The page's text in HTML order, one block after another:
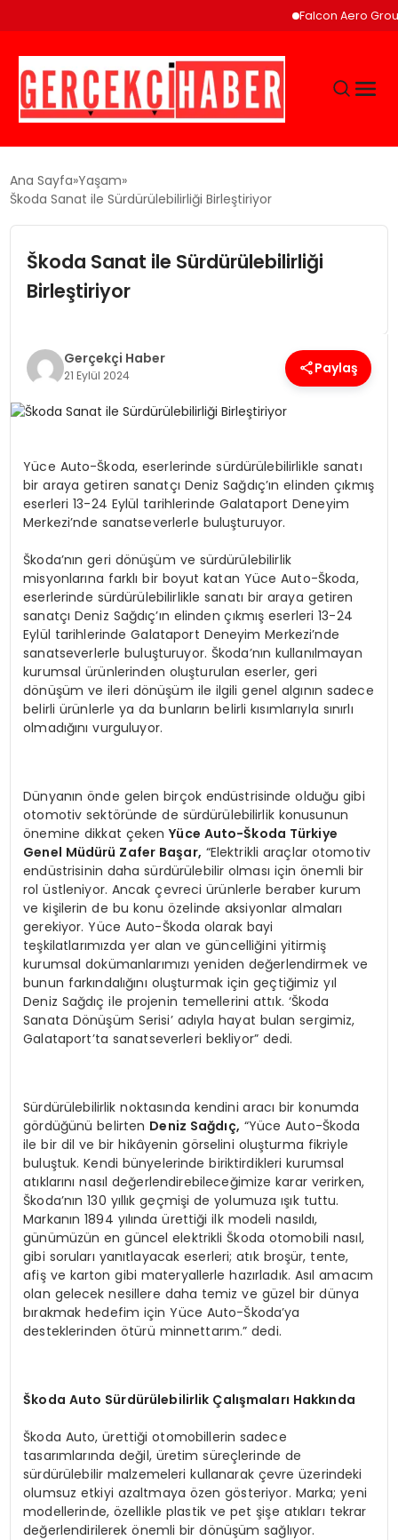
Falcon Aero Group,
GÜNCEL
EĞITIM
EKONOMI
SAĞLIK
TEKNOLOJI
Ana Sayfa Yaşam
Škoda Sanat ile Sürdürülebilirliği Birleştiriyor
Škoda Sanat ile Sürdürülebilirliği
Birleştiriyor
Gerçekçi Haber
21 Eylül 2024 Paylaş
Yüce Auto-Škoda, eserlerinde sürdürülebilirlikle sanatı
bir araya getiren sanatçı Deniz Sağdıç’ın elinden çıkmış
eserleri 13-24 Eylül tarihlerinde Galataport Deneyim
Merkezi’nde sanatseverlerle buluşturuyor.
Škoda’nın geri dönüşüm ve sürdürülebilirlik
misyonlarına farklı bir boyut katan Yüce Auto-Škoda,
eserlerinde sürdürülebilirlikle sanatı bir araya getiren
sanatçı Deniz Sağdıç’ın elinden çıkmış eserleri 13-24
Eylül tarihlerinde Galataport Deneyim Merkezi’nde
sanatseverlerle buluşturuyor. Škoda’nın kullanılmayan
kurumsal ürünlerinden oluşturulan eserler, geri
dönüşüm ve ileri dönüşüm ile ilgili genel algının sadece
belirli ürünlerle ya da bunların belirli kısımlarıyla sınırlı
olmadığını vurguluyor.
Dünyanın önde gelen birçok endüstrisinde olduğu gibi
otomotiv sektöründe de sürdürülebilirlik konusunun
önemine dikkat çekenYüce Auto-Škoda Türkiye
Genel Müdürü Zafer Başar, “Elektrikli araçlar otomotiv
endüstrisinin daha sürdürülebilir olması için önemli bir
rol üstleniyor. Ancak çevreci ürünlerle beraber kurum
ve kişilerin de bu konu özelinde aksiyonlar almaları
gerekiyor. Yüce Auto-Škoda olarak bayi
teşkilatlarımızda yer alan ve güncelliğini yitirmiş
kurumsal dokümanlarımızı yeniden değerlendirmek ve
bunun farkındalığını oluşturmak için geçtiğimiz yıl
Deniz Sağdıç ile projenin temellerini attık. ‘Škoda
Sanata Dönüşüm Serisi’ adıyla hayat bulan sergimiz,
Galataport’ta sanatseverleri bekliyor” dedi.
Sürdürülebilirlik noktasında kendini aracı bir konumda
gördüğünü belirten Deniz Sağdıç, “Yüce Auto-Škoda
ile bir dil ve bir hikâyenin görselini oluşturma fikriyle
buluştuk. Kendi bünyelerinde biriktirdikleri kurumsal
atıklarını nasıl değerlendirebileceğimize karar verirken,
Škoda’nın 130 yıllık geçmişi de yolumuza ışık tuttu.
Markanın 1894 yılında ürettiği ilk modeli nasıldı,
günümüzün en güncel elektrikli Škoda otomobili nasıl,
gibi soruları yanıtlayacak eserleri; atık broşür, tente,
afiş ve karton gibi materyallerle hazırladık. Asıl amacım
olan gelecek nesillere daha temiz ve güzel bir dünya
bırakmak hedefim için Yüce Auto-Škoda’ya
desteklerinden ötürü minnettarım.” dedi.
Škoda Auto Sürdürülebilirlik Çalışmaları Hakkında
Škoda Auto, ürettiği otomobillerin sadece
tasarımlarında değil, üretim süreçlerinde de
sürdürülebilir malzemeleri kullanarak çevre üzerindeki
olumsuz etkiyi azaltmaya özen gösteriyor. Marka; yeni
modellerinde, özellikle plastik ve pet şişe atıkları tekrar
değerlendirilerek önemli bir dönüşüm sağlıyor.